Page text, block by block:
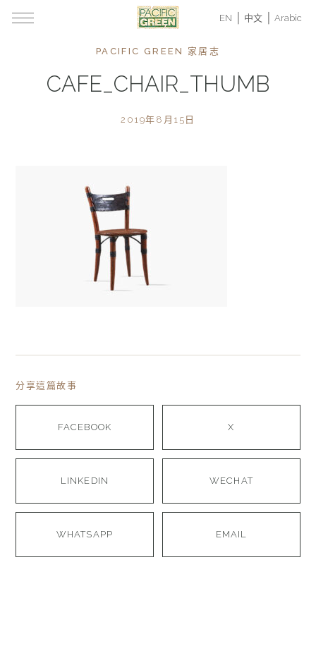
EN 中文 Arabic
PACIFIC GREEN 家居志
CAFE_CHAIR_THUMB
2019年8月15日
分享這篇故事
FACEBOOK X
LINKEDIN WECHAT
WHATSAPP EMAIL